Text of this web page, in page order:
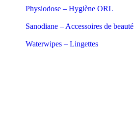
Physiodose – Hygiène ORL
Sanodiane – Accessoires de beauté
Waterwipes – Lingettes